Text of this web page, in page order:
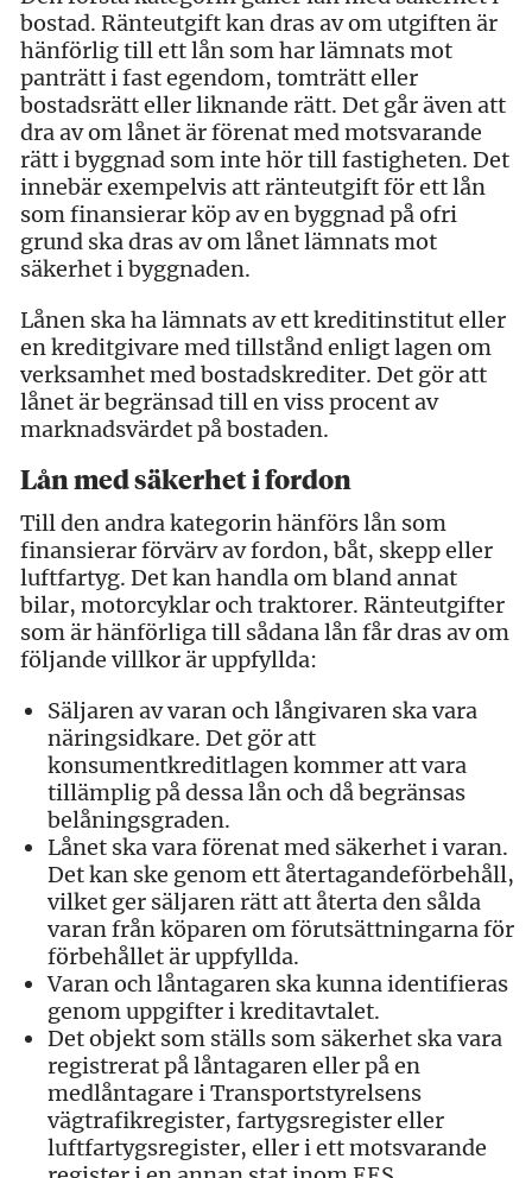
bostad. Ränteutgift kan dras av om utgiften är
hänförlig till ett lån som har lämnats mot
panträtt i fast egendom, tomträtt eller
bostadsrätt eller liknande rätt. Det går även att
dra av om lånet är förenat med motsvarande
rätt i byggnad som inte hör till fastigheten. Det
innebär exempelvis att ränteutgift för ett lån
som finansierar köp av en byggnad på ofri
grund ska dras av om lånet lämnats mot
säkerhet i byggnaden.
Lånen ska ha lämnats av ett kreditinstitut eller
en kreditgivare med tillstånd enligt lagen om
verksamhet med bostadskrediter. Det gör att
lånet är begränsad till en viss procent av
marknadsvärdet på bostaden.
Lån med säkerhet i fordon
Till den andra kategorin hänförs lån som
finansierar förvärv av fordon, båt, skepp eller
luftfartyg. Det kan handla om bland annat
bilar, motorcyklar och traktorer. Ränteutgifter
som är hänförliga till sådana lån får dras av om
följande villkor är uppfyllda:
Säljaren av varan och långivaren ska vara
näringsidkare. Det gör att
konsumentkreditlagen kommer att vara
tillämplig på dessa lån och då begränsas
belåningsgraden.
Lånet ska vara förenat med säkerhet i varan.
Det kan ske genom ett återtagandeförbehåll,
vilket ger säljaren rätt att återta den sålda
varan från köparen om förutsättningarna för
förbehållet är uppfyllda.
Varan och låntagaren ska kunna identifieras
genom uppgifter i kreditavtalet.
Det objekt som ställs som säkerhet ska vara
registrerat på låntagaren eller på en
medlåntagare i Transportstyrelsens
vägtrafikregister, fartygsregister eller
luftfartygsregister, eller i ett motsvarande